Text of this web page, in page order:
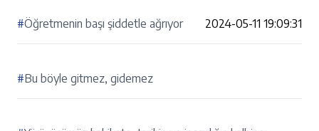
#Öğretmenin başı şiddetle ağrıyor 2024-05-11 19:09:31
#Bu böyle gitmez, gidemez